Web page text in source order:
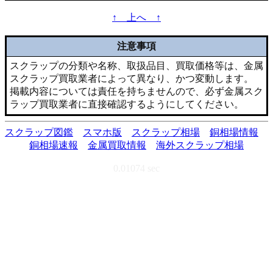
↑ 上へ ↑
注意事項
スクラップの分類や名称、取扱品目、買取価格等は、金属
スクラップ買取業者によって異なり、かつ変動します。
掲載内容については責任を持ちませんので、必ず金属スク
ラップ買取業者に直接確認するようにしてください。
スクラップ図鑑 スマホ版 スクラップ相場
銅相場情報
銅相場速報
金属買取情報 海外スクラップ相場